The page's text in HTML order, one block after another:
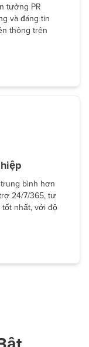
tưởng PR
và đáng tin
thông trên
bình hơn
24/7/365, tư
nhất, với độ